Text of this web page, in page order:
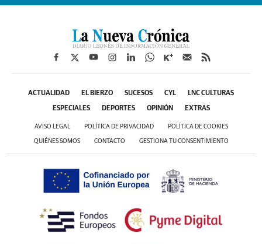
ACTUALIDAD EL BIERZO SUCESOS CYL LNC CULTURAS
ESPECIALES DEPORTES OPINIÓN EXTRAS
AVISO LEGAL POLÍTICA DE PRIVACIDAD POLÍTICA DE COOKIES
QUIÉNES SOMOS CONTACTO GESTIONA TU CONSENTIMIENTO